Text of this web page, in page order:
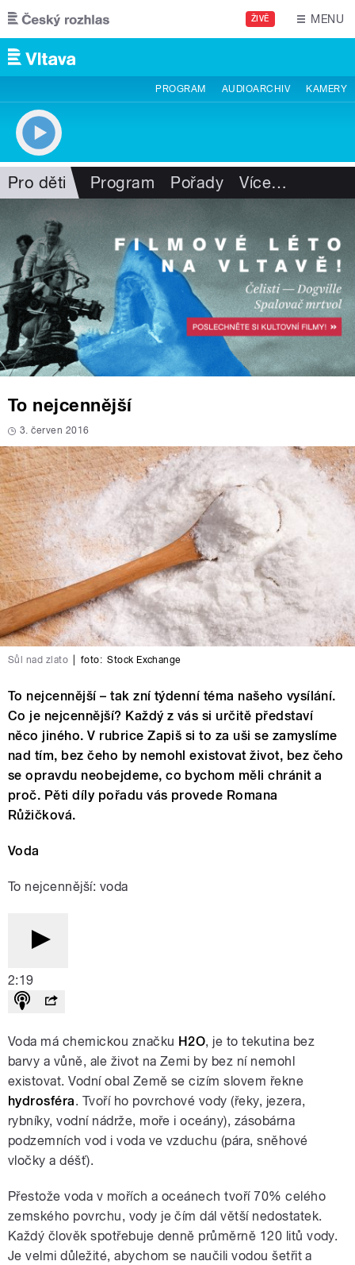
Přejít k hlavnímu obsahu
ŽIVĚ MENU
PROGRAM AUDIOARCHIV KAMERY
Pro děti Program Pořady Více…
To nejcennější
3. červen 2016
Sůl nad zlato foto: Stock Exchange
To nejcennější – tak zní týdenní téma našeho vysílání.
Co je nejcennější? Každý z vás si určitě představí
něco jiného. V rubrice Zapiš si to za uši se zamyslíme
nad tím, bez čeho by nemohl existovat život, bez čeho
se opravdu neobejdeme, co bychom měli chránit a
proč. Pěti díly pořadu vás provede Romana
Růžičková.
Voda
To nejcennější: voda
2:19
Voda má chemickou značku H2O, je to tekutina bez
barvy a vůně, ale život na Zemi by bez ní nemohl
existovat. Vodní obal Země se cizím slovem řekne
hydrosféra. Tvoří ho povrchové vody (řeky, jezera,
rybníky, vodní nádrže, moře i oceány), zásobárna
podzemních vod i voda ve vzduchu (pára, sněhové
vločky a déšť).
Přestože voda v mořích a oceánech tvoří 70% celého
zemského povrchu, vody je čím dál větší nedostatek.
Každý člověk spotřebuje denně průměrně 120 litů vody.
Je velmi důležité, abychom se naučili vodou šetřit a